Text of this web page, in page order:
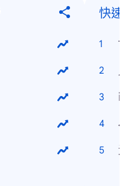
快速
世
小
遠